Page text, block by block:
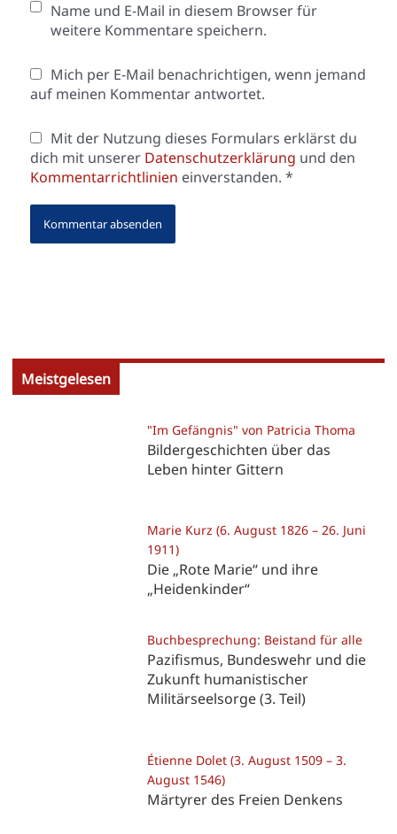
Name und E-Mail in diesem Browser für
weitere Kommentare speichern.
Mich per E-Mail benachrichtigen, wenn jemand
auf meinen Kommentar antwortet.
Mit der Nutzung dieses Formulars erklärst du
dich mit unserer Datenschutzerklärung und den
Kommentarrichtlinien einverstanden. *
Meistgelesen
"Im Gefängnis" von Patricia Thoma
Bildergeschichten über das
Leben hinter Gittern
Marie Kurz (6. August 1826 – 26. Juni
1911)
Die „Rote Marie“ und ihre
„Heidenkinder“
Buchbesprechung: Beistand für alle
Pazifismus, Bundeswehr und die
Zukunft humanistischer
Militärseelsorge (3. Teil)
Étienne Dolet (3. August 1509 – 3.
August 1546)
Märtyrer des Freien Denkens